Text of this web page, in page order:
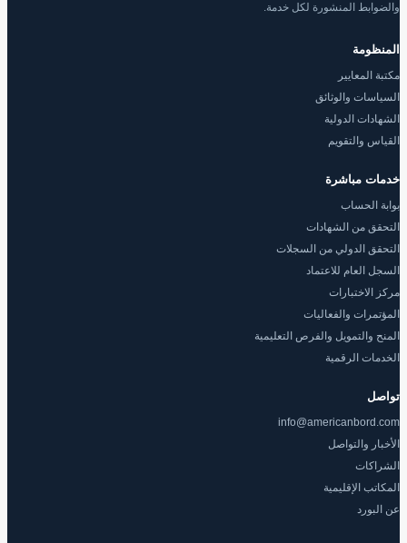
والضوابط المنشورة لكل خدمة.
المنظومة
مكتبة المعايير
السياسات والوثائق
الشهادات الدولية
القياس والتقويم
خدمات مباشرة
بوابة الحساب
التحقق من الشهادات
التحقق الدولي من السجلات
السجل العام للاعتماد
مركز الاختبارات
المؤتمرات والفعاليات
المنح والتمويل والفرص التعليمية
الخدمات الرقمية
تواصل
info@americanbord.com
الأخبار والتواصل
الشراكات
المكاتب الإقليمية
عن البورد